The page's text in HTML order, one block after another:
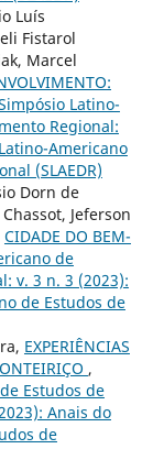
Luís
Fistarol
Marcel
Latino-
Regional:
Americano
(SLAEDR)
Dorn de
Jeferson
CIDADE DO BEM-
de
v. 3 n. 3 (2023):
de Estudos de
EXPERIÊNCIAS
,
Estudos de
Anais do
de